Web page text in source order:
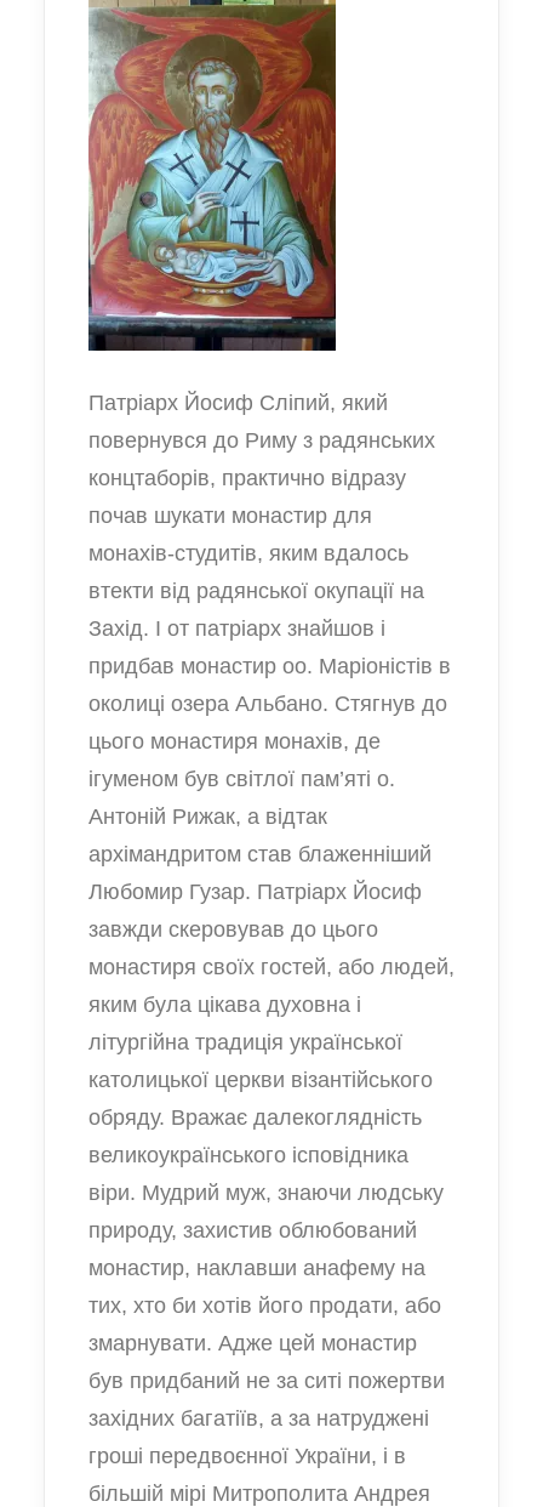
Патріарх Йосиф Сліпий, який
повернувся до Риму з радянських
концтаборів, практично відразу
почав шукати монастир для
монахів-студитів, яким вдалось
втекти від радянської окупації на
Захід. І от патріарх знайшов і
придбав монастир оо. Маріоністів в
околиці озера Альбано. Стягнув до
цього монастиря монахів, де
ігуменом був світлої пам’яті о.
Антоній Рижак, а відтак
архімандритом став блаженніший
Любомир Гузар. Патріарх Йосиф
завжди скеровував до цього
монастиря своїх гостей, або людей,
яким була цікава духовна і
літургійна традиція української
католицької церкви візантійського
обряду. Вражає далекоглядність
великоукраїнського ісповідника
віри. Мудрий муж, знаючи людську
природу, захистив облюбований
монастир, наклавши анафему на
тих, хто би хотів його продати, або
змарнувати. Адже цей монастир
був придбаний не за ситі пожертви
західних багатіїв, а за натруджені
гроші передвоєнної України, і в
більшій мірі Митрополита Андрея